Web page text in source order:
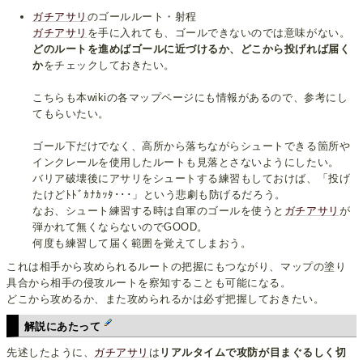
ガチアサリ のゴールルート・射程
ガチアサリ を手に入れても、ゴールできないのでは意味がない。
どのルートを進めばゴールに近づけるか、どこから投げれば届く
かをチェックしておきたい。
こちらも本wikiの各マップページにも情報があるので、参考にし
てもらいたい。
ゴール下だけでなく、高所から落ちながらシュートできる箇所や
インクレールを使用したルートも見落とさないようにしたい。
バリア破壊後にアサリをシュートする練習もしておけば、「投げ
たけどﾄﾄﾞｶﾅｶｯﾀ･･･」という悲劇も防げるだろう。
なお、シュート練習する時は自軍のゴールを使うと ガチアサリ が
弾かれて無くならないのでGOOD。
何度も練習して届く範囲を覚えてしまおう。
これは相手から攻められるルートの把握にもつながり、マップの塗り
具合から相手の侵攻ルートを察知することも可能になる。
どこから攻めるか、また攻められるかは必ず把握しておきたい。
解説にあたって
先述したように、 ガチアサリ は リアルタイムで攻防が目まぐるしく切